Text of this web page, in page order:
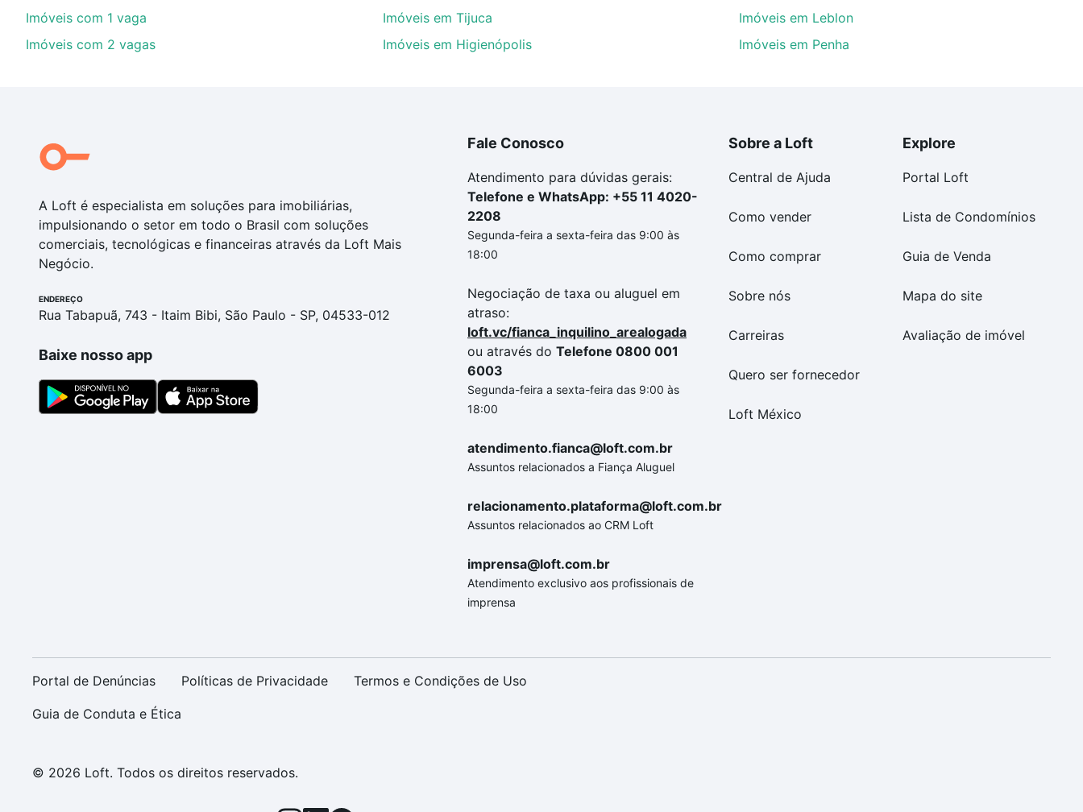
Imóveis com 1 vaga
Imóveis com 2 vagas
Imóveis em Tijuca
Imóveis em Higienópolis
Imóveis em Leblon
Imóveis em Penha
A Loft é especialista em soluções para imobiliárias,
impulsionando o setor em todo o Brasil com soluções
comerciais, tecnológicas e financeiras através da Loft Mais
Negócio.
ENDEREÇO
Rua Tabapuã, 743 - Itaim Bibi, São Paulo - SP, 04533-012
Baixe nosso app
Fale Conosco
Atendimento para dúvidas gerais:
Telefone e WhatsApp: +55 11 4020-
2208
Segunda-feira a sexta-feira das 9:00 às
18:00
Negociação de taxa ou aluguel em
atraso:
loft.vc/fianca_inquilino_arealogada
ou através do Telefone 0800 001
6003
Segunda-feira a sexta-feira das 9:00 às
18:00
atendimento.fianca@loft.com.br
Assuntos relacionados a Fiança Aluguel
relacionamento.plataforma@loft.com.br
Assuntos relacionados ao CRM Loft
imprensa@loft.com.br
Atendimento exclusivo aos profissionais de
imprensa
Sobre a Loft
Central de Ajuda
Como vender
Como comprar
Sobre nós
Carreiras
Quero ser fornecedor
Loft México
Explore
Portal Loft
Lista de Condomínios
Guia de Venda
Mapa do site
Avaliação de imóvel
Portal de Denúncias Políticas de Privacidade Termos e Condições de Uso
Guia de Conduta e Ética
© 2026 Loft. Todos os direitos reservados.